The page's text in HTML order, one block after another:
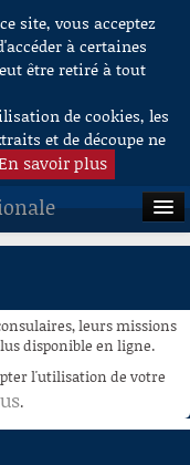
site, vous acceptez
à certaines
être retiré à tout
de cookies, les
et de découpe ne
savoir plus
leurs missions
disponible en ligne.
l'utilisation de votre
.